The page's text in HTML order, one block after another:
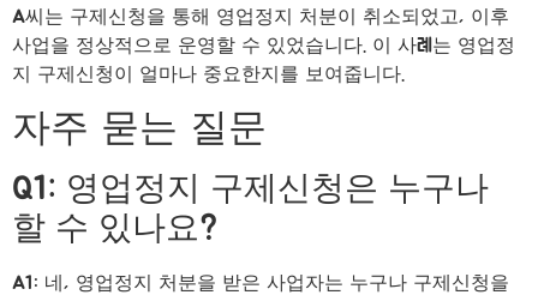
A씨는 구제신청을 통해 영업정지 처분이 취소되었고, 이후
사업을 정상적으로 운영할 수 있었습니다. 이 사례는 영업정
지 구제신청이 얼마나 중요한지를 보여줍니다.
자주 묻는 질문
Q1: 영업정지 구제신청은 누구나
할 수 있나요?
A1: 네, 영업정지 처분을 받은 사업자는 누구나 구제신청을